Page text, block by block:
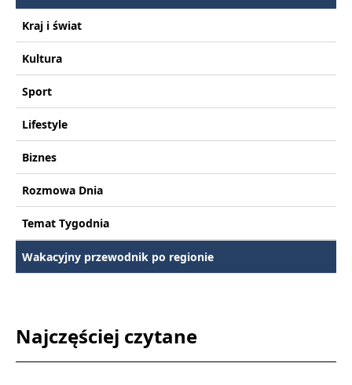
Kraj i świat
Kultura
Sport
Lifestyle
Biznes
Rozmowa Dnia
Temat Tygodnia
Wakacyjny przewodnik po regionie
Najczęściej czytane